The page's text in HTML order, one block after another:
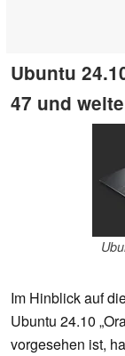
Ubuntu
47 und
Im Hinblick auf
Ubuntu 24.10
vorgesehen ist,